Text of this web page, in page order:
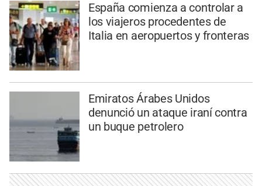
España comienza a controlar a
los viajeros procedentes de
Italia en aeropuertos y fronteras
Emiratos Árabes Unidos
denunció un ataque iraní contra
un buque petrolero